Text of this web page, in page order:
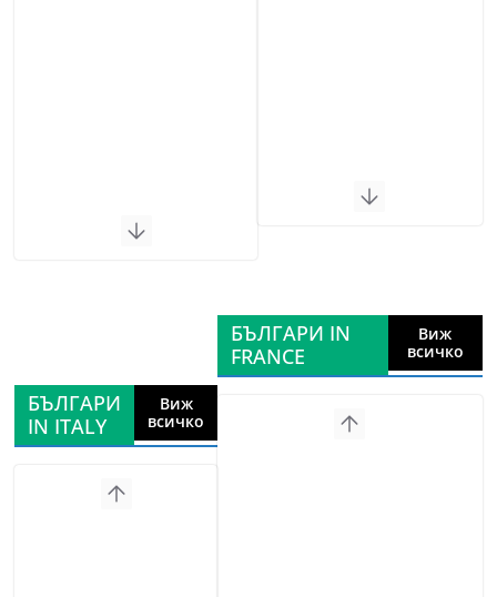
БЪЛГАРИ
IN ITALY
Виж
всичко
БЪЛГАРИ IN
FRANCE
Виж
всичко